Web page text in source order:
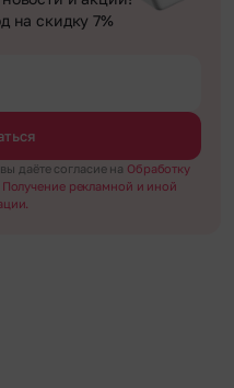
на скидку 7%
даёте согласие на Обработку
Получение рекламной и иной